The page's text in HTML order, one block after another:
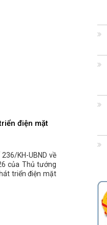
điện mặt
KH-UBND về
của Thủ tướng
triển điện mặt